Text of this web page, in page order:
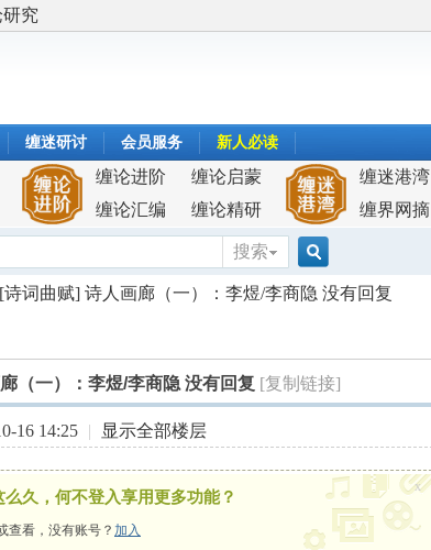
究
缠迷研讨 会员服务 新人必读
缠论进阶
缠论启蒙
缠论汇编
缠论精研
缠迷港湾
缠界网摘
搜索
搜
索
[诗词曲赋] 诗人画廊（一）：李煜/李商隐 没有回复
（一）：李煜/李商隐 没有回复 [复制链接]
16 14:25 | 显示全部楼层
久，何不登入享用更多功能？
查看，没有账号？ 加入
x